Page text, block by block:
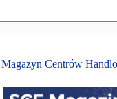
Magazyn Centrów